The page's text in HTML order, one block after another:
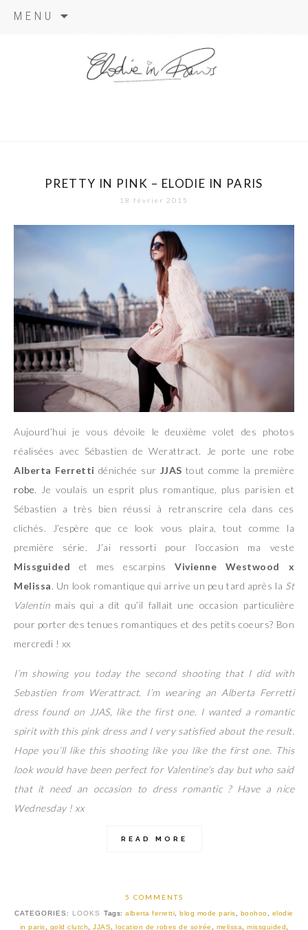
MENU
PRETTY IN PINK – ELODIE IN PARIS
18 février 2015
Aujourd’hui je vous dévoile le deuxième volet des photos
réalisées avec Sébastien de Werattract. Je porte une robe
Alberta Ferretti dénichée sur JJAS tout comme la première
robe. Je voulais un esprit plus romantique, plus parisien et
Sébastien a très bien réussi à retranscrire cela dans ces
clichés. J’espère que ce look vous plaira, tout comme la
première série. J’ai ressorti pour l’occasion ma veste
Missguided et mes escarpinsVivienne Westwood x
Melissa. Un look romantique qui arrive un peu tard après la St
Valentin mais qui a dit qu’il fallait une occasion particulière
pour porter des tenues romantiques et des petits coeurs? Bon
mercredi ! xx
I’m showing you today the second shooting that I did with
Sebastien from Werattract. I’m wearing an Alberta Ferretti
dress found on JJAS, like the first one. I wanted a romantic
spirit with this pink dress and I very satisfied about the result.
Hope you’ll like this shooting like you like the first one. This
look would have been perfect for Valentine’s day but who said
that it need an occasion to dress romantic ? Have a nice
Wednesday ! xx
READ MORE
5 COMMENTS
CATEGORIES: LOOKS Tags:alberta ferretti ,blog mode paris boohoo
elodie
in paris
gold clutch JJAS location de robes de soirée melissa missguided